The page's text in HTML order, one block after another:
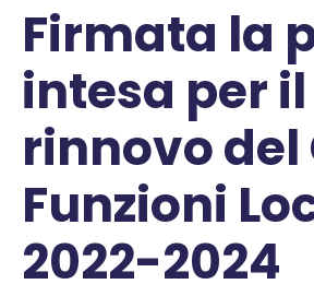
Firmata la
intesa per il
rinnovo del
Funzioni
2022-2024